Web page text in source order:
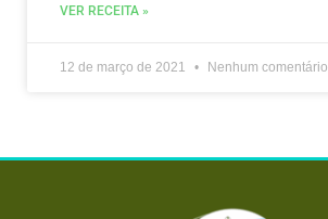
VER RECEITA »
12 de março de 2021 Nenhum comentário